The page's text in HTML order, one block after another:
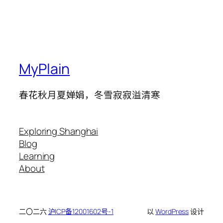
MyPlain
春花秋月夏婵娟，冬雪寂寂溢清寒
Exploring Shanghai
Blog
Learning
About
二〇二六沪ICP备12001602号-1 以WordPress设计